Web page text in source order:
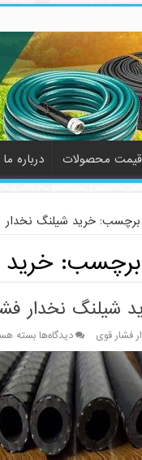
محصولات درباره ما
برچسب: خرید شیلنگ نخدار
برچسب:
شیلنگ نخدار
فشار قوی دیدگاه‌هابرای
مرکز
خرید
شیلنگ
نخدار
فشار
قوی
درجه
یک
بسته